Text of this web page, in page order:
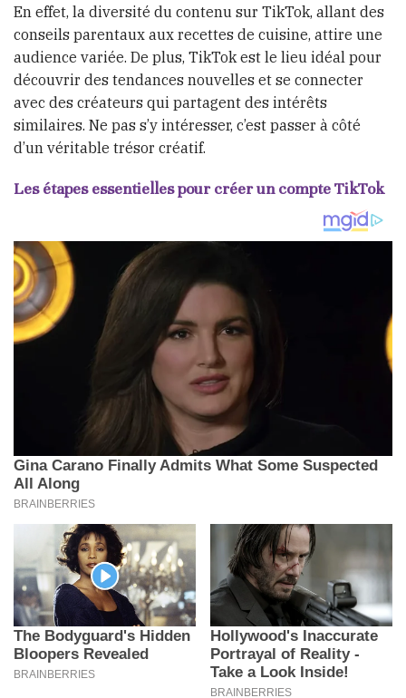
En effet, la diversité du contenu sur TikTok, allant des
conseils parentaux aux recettes de cuisine, attire une
audience variée. De plus, TikTok est le lieu idéal pour
découvrir des tendances nouvelles et se connecter
avec des créateurs qui partagent des intérêts
similaires. Ne pas s’y intéresser, c’est passer à côté
d’un véritable trésor créatif.
Les étapes essentielles pour créer un compte TikTok